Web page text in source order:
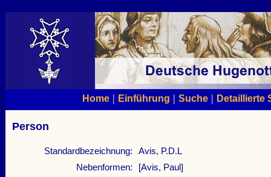
Home| Einführung | Suche| Detaillierte
Person
Standardbezeichnung:
Avis, P.D.L
Nebenformen:
[Avis, Paul]